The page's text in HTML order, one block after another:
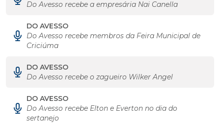
Do Avesso recebe a empresária Nai Canella
DO AVESSO
Do Avesso recebe membros da Feira Municipal de
Criciúma
DO AVESSO
Do Avesso recebe o zagueiro Wilker Angel
DO AVESSO
Do Avesso recebe Elton e Everton no dia do
sertanejo